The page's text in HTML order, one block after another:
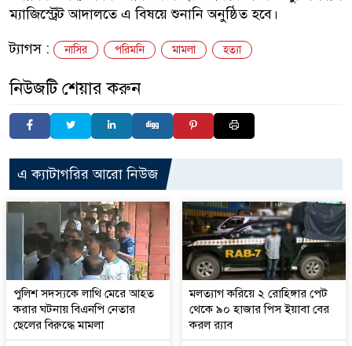
ম্যাজিস্ট্রেট আদালতে এ বিষয়ে শুনানি অনুষ্ঠিত হবে।
ট্যাগস :
নাসির পরিমনি মামলা হত্যা
নিউজটি শেয়ার করুন
এ ক্যাটাগরির আরো নিউজ
পুলিশ সদস্যকে লাথি মেরে আহত
করার ঘটনায় বিএনপি নেতার
ছেলের বিরুদ্ধে মামলা
মলত্যাগ করিয়ে ২ রোহিঙ্গার পেট
থেকে ৯০ হাজার পিস ইয়াবা বের
করল র‍্যাব